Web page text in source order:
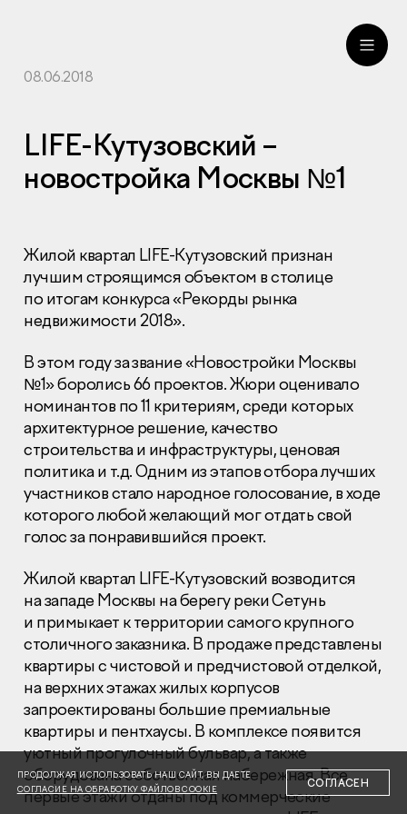
Раскрытие информации
Сообщить о коррупции
Глaвный oфиc
+7 (495) 502 95 59
Отдел продаж
+7 (495) 641-35-35
Заказать звонок
© 2001-2026 Компания «Пионер»
08.06.2018
LIFE-Кутузовский –
новостройка Москвы №1
Жилой квартал LIFE-Кутузовский признан
лучшим строящимся объектом в столице
по итогам конкурса «Рекорды рынка
недвижимости 2018».
В этом году за звание «Новостройки Москвы
№1» боролись 66 проектов. Жюри оценивало
номинантов по 11 критериям, среди которых
архитектурное решение, качество
строительства и инфраструктуры, ценовая
политика и т.д. Одним из этапов отбора лучших
участников стало народное голосование, в ходе
которого любой желающий мог отдать свой
голос за понравившийся проект.
Жилой квартал LIFE-Кутузовский возводится
на западе Москвы на берегу реки Сетунь
и примыкает к территории самого крупного
столичного заказника. В продаже представлены
квартиры с чистовой и предчистовой отделкой,
на верхних этажах жилых корпусов
запроектированы большие премиальные
квартиры и пентхаусы. В комплексе появится
уютный прогулочный бульвар, а также
оборудована собственная набережная. Все
первые этажи отданы под коммерческие
ПРОДОЛЖАЯ ИСПОЛЬЗОВАТЬ НАШ САЙТ, ВЫ ДАЕТЕ
СОГЛАСИЕ НА ОБРАБОТКУ ФАЙЛОВ COOKIE
СОГЛАСЕН